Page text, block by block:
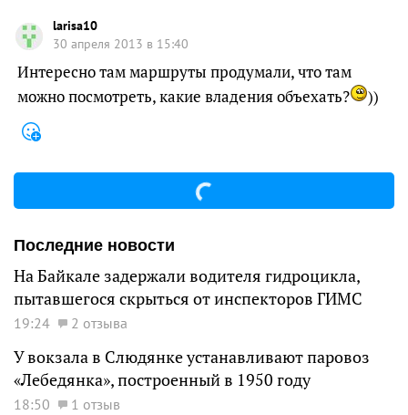
larisa10
30 апреля 2013 в 15:40
Интересно там маршруты продумали, что там
можно посмотреть, какие владения объехать?
))
Последние новости
На Байкале задержали водителя гидроцикла,
пытавшегося скрыться от инспекторов ГИМС
19:24 2 отзыва
У вокзала в Слюдянке устанавливают паровоз
«Лебедянка», построенный в 1950 году
18:50 1 отзыв